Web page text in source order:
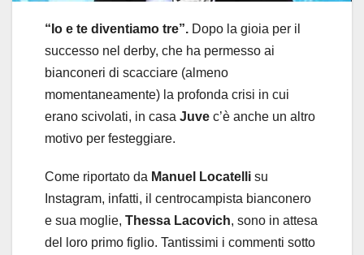
“Io e te diventiamo tre”. Dopo la gioia per il
successo nel derby, che ha permesso ai
bianconeri di scacciare (almeno
momentaneamente) la profonda crisi in cui
erano scivolati, in casa Juve c’è anche un altro
motivo per festeggiare.
Come riportato da Manuel Locatelli su
Instagram, infatti, il centrocampista bianconero
e sua moglie, Thessa Lacovich, sono in attesa
del loro primo figlio. Tantissimi i commenti sotto